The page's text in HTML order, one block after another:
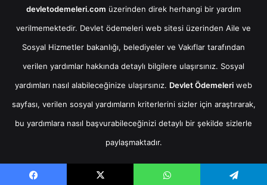
devletodemeleri.com üzerinden direk herhangi bir yardım
verilmemektedir. Devlet ödemeleri web sitesi üzerinden Aile ve
Sosyal Hizmetler bakanlığı, belediyeler ve Vakıflar tarafından
verilen yardımlar hakkında detaylı bilgilere ulaşırsınız. Sosyal
yardımları nasıl alabileceğinize ulaşırsınız. Devlet Ödemeleri web
sayfası, verilen sosyal yardımların kriterlerini sizler için araştırarak,
bu yardımlara nasıl başvurabileceğinizi detaylı bir şekilde sizlerle
paylaşmaktadır.